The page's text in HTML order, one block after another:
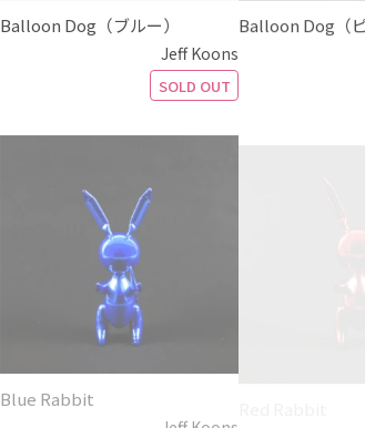
Balloon Dog（ブルー）
Jeff Koons
SOLD OUT
Balloon Dog（ピ
Blue Rabbit
Jeff Koons